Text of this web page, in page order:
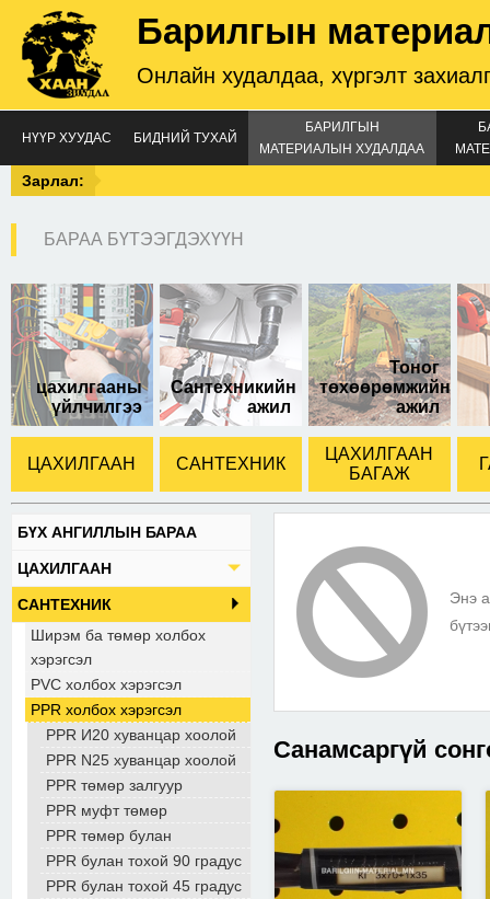
Барилгын
Онлайн худалдаа, хүргэлт
НҮҮР ХУУДАС БИДНИЙ ТУХАЙ
БАРИЛГЫН
МАТЕРИАЛЫН ХУДАЛДАА
Зарлал:
БАРАА БҮТЭЭГДЭХҮҮН
цахилгааны
үйлчилгээ
Сантехникийн
ажил
Тоног
төхөөрөмжийн
ажил
ЦАХИЛГААН САНТЕХНИК
ЦАХИЛГААН
БАГАЖ
БҮХ АНГИЛЛЫН БАРАА
ЦАХИЛГААН
САНТЕХНИК
Ширэм ба төмөр холбох
хэрэгсэл
PVC холбох хэрэгсэл
PPR холбох хэрэгсэл
PPR И20 хуванцар хоолой
PPR N25 хуванцар хоолой
PPR төмөр залгуур
PPR муфт төмөр
PPR төмөр булан
PPR булан тохой 90 градус
PPR булан тохой 45 градус
Энэ
Санамсаргүй
орос кабель утас
захиалгын дагуу
нийлүүлнэ.
Хөрөөний гинжин
цепь